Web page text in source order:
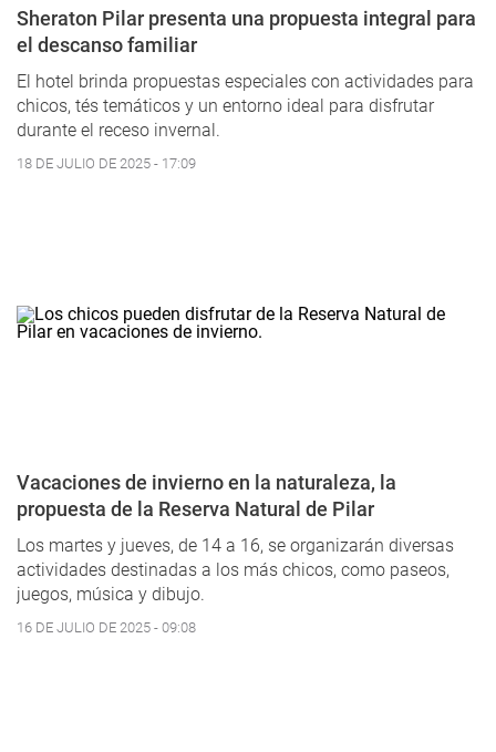
Sheraton Pilar presenta una propuesta integral para
el descanso familiar
El hotel brinda propuestas especiales con actividades para
chicos, tés temáticos y un entorno ideal para disfrutar
durante el receso invernal.
18 DE JULIO DE 2025 - 17:09
Vacaciones de invierno en la naturaleza, la
propuesta de la Reserva Natural de Pilar
Los martes y jueves, de 14 a 16, se organizarán diversas
actividades destinadas a los más chicos, como ‍paseos,
juegos, música y dibujo.
16 DE JULIO DE 2025 - 09:08